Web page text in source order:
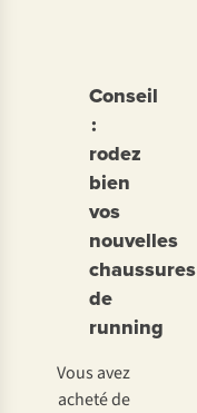
Conseil
:
rodez
bien
vos
nouvelles
chaussures
de
running
Vous avez
acheté de